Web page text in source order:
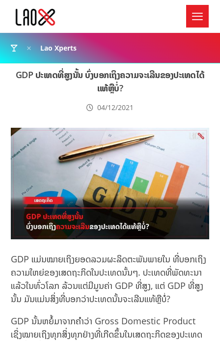
Lao Xperts
GDP ປະເທດທີ່ສູງນັ້ນ ບົ່ງບອກເຖິງຄວາມຈະເລີນຂອງປະເທດໄດ້
ແທ້ຫຼືບໍ່?
04/12/2021
GDP ແມ່ນໝາຍເຖິງຍອດລວມຜະລິດຕະພັນພາຍໃນ ທີ່ບອກເຖິງ
ຄວາມໃຫຍ່ຂອງເສດຖະກິດໃນປະເທດນັ້ນໆ. ປະເທດທີ່ພັດທະນາ
ແລ້ວໃນທົ່ວໂລກ ລ້ວນແຕ່ມີມູນຄ່າ GDP ທີ່ສູງ, ແຕ່ GDP ທີ່ສູງ
ນັ້ນ ມັນແມ່ນສິ່ງທີ່ບອກວ່າປະເທດນັ້ນຈະເລີນແທ້ຫຼືບໍ່?
GDP ນັ້ນຫຍໍ້ມາຈາກຄຳວ່າ Gross Domestic Product
ເຊິ່ງໝາຍເຖິງທຸກສິ່ງທຸກຢ່າງທີ່ເກີດຂຶ້ນໃນເສດຖະກິດຂອງປະເທດ